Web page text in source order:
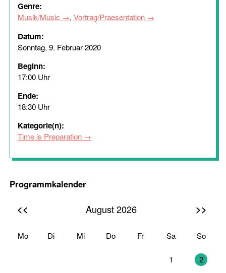
Genre:
Musik/Music , Vortrag/Praesentation
Datum:
Sonntag, 9. Februar 2020
Beginn:
17:00 Uhr
Ende:
18:30 Uhr
Kategorie(n):
Time is Preparation
Programmkalender
<< August 2026 >>
Mo Di Mi Do Fr Sa So
1 2